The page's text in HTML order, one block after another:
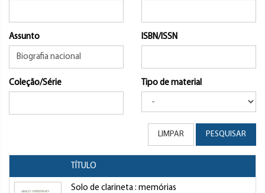
Assunto ISBN/ISSN
Coleção/Série Tipo de material
LIMPAR PESQUISAR
TÍTULO
Solo de clarineta : memórias